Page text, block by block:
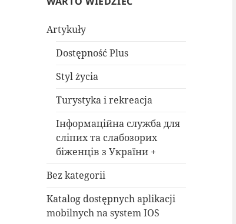
Artykuły
Dostępność Plus
Styl życia
Turystyka i rekreacja
Інформаційна служба для
сліпих та слабозорих
біженців з України +
Bez kategorii
Katalog dostępnych aplikacji
mobilnych na system IOS